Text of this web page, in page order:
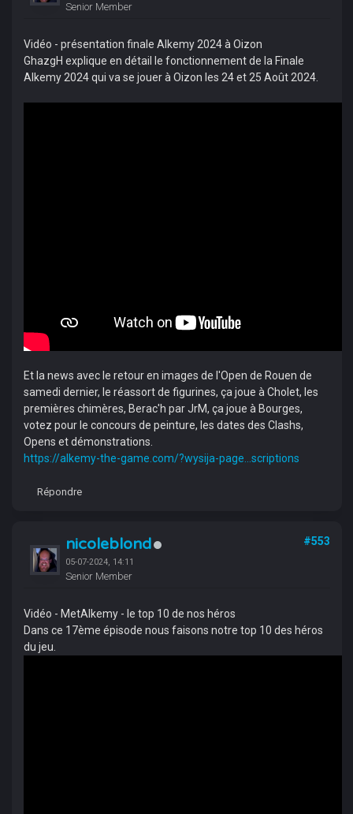
Senior Member
Vidéo - présentation finale Alkemy 2024 à Oizon
GhazgH explique en détail le fonctionnement de la Finale
Alkemy 2024 qui va se jouer à Oizon les 24 et 25 Août 2024.
Et la news avec le retour en images de l'Open de Rouen de
samedi dernier, le réassort de figurines, ça joue à Cholet, les
premières chimères, Berac'h par JrM, ça joue à Bourges,
votez pour le concours de peinture, les dates des Clashs,
Opens et démonstrations.
https://alkemy-the-game.com/?wysija-page...scriptions
Répondre
nicoleblond
05-07-2024, 14:11
Senior Member
#553
Vidéo - MetAlkemy - le top 10 de nos héros
Dans ce 17ème épisode nous faisons notre top 10 des héros
du jeu.